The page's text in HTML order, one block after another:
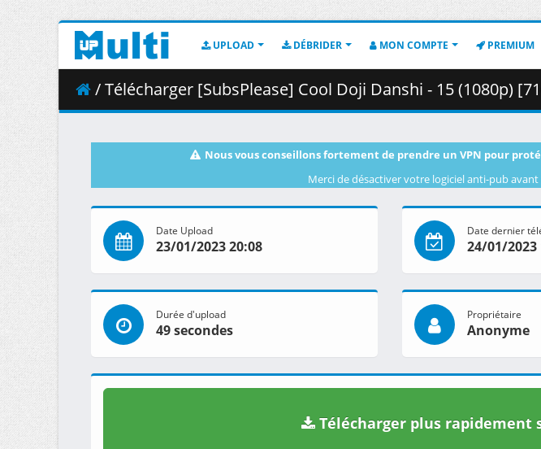
UPLOAD DÉBRIDER MON COMPTE PREMIUM
/ Télécharger [SubsPlease] Cool Doji Danshi - 15 (1080p)
Nous vous conseillons fortement de prendre un VPN pour
Merci de désactiver votre logiciel anti-pub
Date Upload
23/01/2023 20:08
Date dernier
24/01/2023
Durée d'upload
49 secondes
Propriétaire
Anonyme
Télécharger plus rapidement